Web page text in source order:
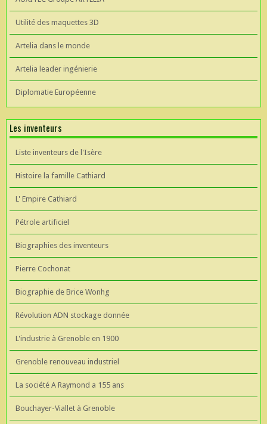
Utilité des maquettes 3D
Artelia dans le monde
Artelia leader ingénierie
Diplomatie Européenne
Les inventeurs
Liste inventeurs de l'Isère
Histoire la famille Cathiard
L' Empire Cathiard
Pétrole artificiel
Biographies des inventeurs
Pierre Cochonat
Biographie de Brice Wonhg
Révolution ADN stockage donnée
L'industrie à Grenoble en 1900
Grenoble renouveau industriel
La société A Raymond a 155 ans
Bouchayer-Viallet à Grenoble